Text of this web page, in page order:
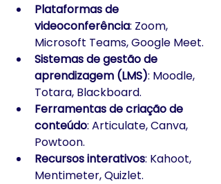
Plataformas de
videoconferência: Zoom,
Microsoft Teams, Google Meet.
Sistemas de gestão de
aprendizagem (LMS): Moodle,
Totara, Blackboard.
Ferramentas de criação de
conteúdo: Articulate, Canva,
Powtoon.
Recursos interativos: Kahoot,
Mentimeter, Quizlet.